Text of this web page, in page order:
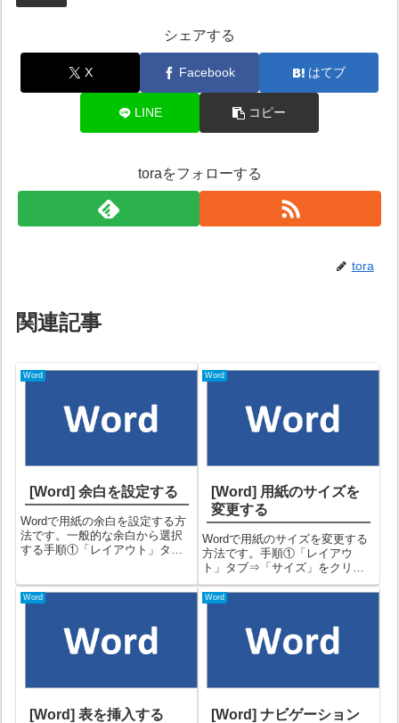
シェアする
X Facebook はてブ
LINE コピー
toraをフォローする
tora
関連記事
Word
[Word] 余白を設定する
Wordで用紙の余白を設定する方
法です。一般的な余白から選択
する手順①「レイアウト」タブ
で使用したい余白を選択する。
これで余白が変更されます余白
①「レイアウト...
Word
[Word] 用紙のサイズを
変更する
Wordで用紙のサイズを変更する
方法です。手順①「レイアウ
ト」タブ⇒「サイズ」をクリッ
クする②用紙のサイズが一覧表
示されるので、使用したい用紙
紙サイズが変更されました。備
考一覧に無い場合やサイズを数
値で指定したい...
Word
[Word] 表を挿入する
Word
[Word] ナビゲーション